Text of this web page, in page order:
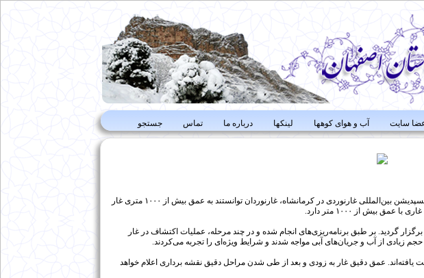
سایت آب و هوای کوهها لینکها درباره ما تماس جستجو
به گزارش فدراسیون کوهنوردی و صعودهای ورزشی ,در پی‌ برگزاری اکسپدیشن بین‌المللی غارنوردی در کرمانشاه، غارنوردان توانستند به عمق بیش از ۱۰۰۰ متری غار
از ۱۰۰۰ متر دارد.
از ایران و سه کشور دیگر برگزار گردید. بر طبق برنامه‌ریزی‌های انجام شده و در چند مرحله، عملیات اکتشاف در غار
حجم زیادی از آب و جریان‌های آبی مواجه شدند و شرایط ویژه‌ای را تجربه‌ می‌کردند.
حاکی از آن است که غارنوردان به عمق بالای ۱۰۰۰ متر دست یافته‌اند. عمق دقیق غار به زودی و بعد از طی شدن مراحل دقیق نقشه برداری اعلام خواهد